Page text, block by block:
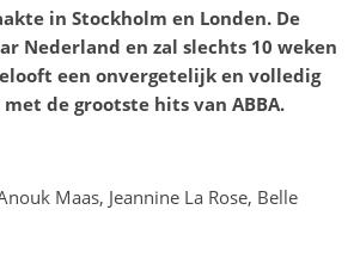
in Stockholm en Londen. De
Nederland en zal slechts 10 weken
een onvergetelijk en volledig
de grootste hits van ABBA.
Maas, Jeannine La Rose, Belle